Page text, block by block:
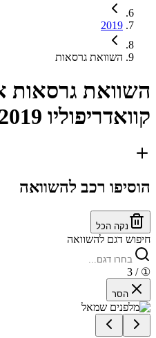
2019
השוואת גרסאות
השוואת גרסאות
קוואדריפוליו 2019
הוסיפו רכב להשוואה
נקה הכל
חיפוש דגם להשוואה
①
/ 3
הסר